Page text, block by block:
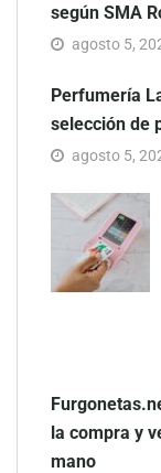
según SMA
agosto 5,
Perfumería
selección de
agosto 5,
la compra y
mano